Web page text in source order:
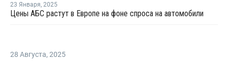
23 Января, 2025
Цены АБС растут в Европе на фоне спроса на автомобили
28 Августа, 2025